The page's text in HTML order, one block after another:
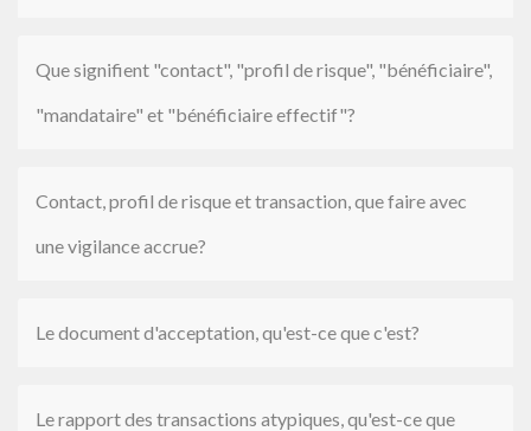
Que signifient "contact", "profil de risque", "bénéficiaire",
"mandataire" et "bénéficiaire effectif"?
Contact, profil de risque et transaction, que faire avec
une vigilance accrue?
Le document d'acceptation, qu'est-ce que c'est?
Le rapport des transactions atypiques, qu'est-ce que